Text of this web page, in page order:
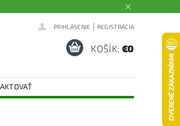
PRIHLÁSENIE | REGISTRÁCIA
KOŠÍK: €0